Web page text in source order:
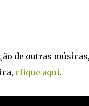
de outras músicas,
clique aqui.